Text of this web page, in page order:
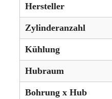
Hersteller
Zylinderanzahl
Kühlung
Hubraum
Bohrung x Hub